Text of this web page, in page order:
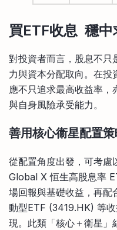
買ETF收息 穩
對投資者而言，股息不只
力與資本分配取向。在
應不只追求最高收益率
與自身風險承受能力。
善用核心衞星配置
從配置角度出發，可考
Global X 恒生高股息率
場回報與基礎收益，再
動型ETF (3419.HK) 等
現。此類「核心＋衛星」